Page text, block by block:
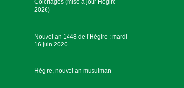
Coloriages (mise à jour Hégire
2026)
Nouvel an 1448 de l’Hégire : mardi
16 juin 2026
Hégire, nouvel an musulman